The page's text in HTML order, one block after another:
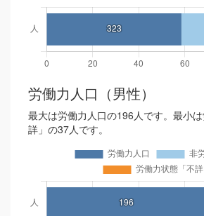
労働力人口（男性）
最大は労働力人口の196人です。最小
詳」の37人です。